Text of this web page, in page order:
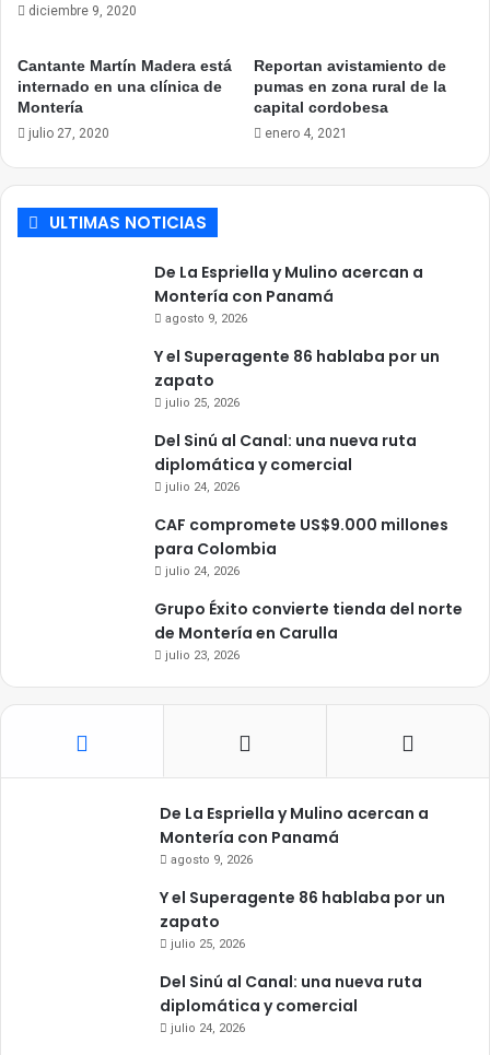
diciembre 9, 2020
Cantante Martín Madera está
internado en una clínica de
Montería
julio 27, 2020
Reportan avistamiento de
pumas en zona rural de la
capital cordobesa
enero 4, 2021
ULTIMAS NOTICIAS
De La Espriella y Mulino acercan a
Montería con Panamá
agosto 9, 2026
Y el Superagente 86 hablaba por un
zapato
julio 25, 2026
Del Sinú al Canal: una nueva ruta
diplomática y comercial
julio 24, 2026
CAF compromete US$9.000 millones
para Colombia
julio 24, 2026
Grupo Éxito convierte tienda del norte
de Montería en Carulla
julio 23, 2026
De La Espriella y Mulino acercan a
Montería con Panamá
agosto 9, 2026
Y el Superagente 86 hablaba por un
zapato
julio 25, 2026
Del Sinú al Canal: una nueva ruta
diplomática y comercial
julio 24, 2026